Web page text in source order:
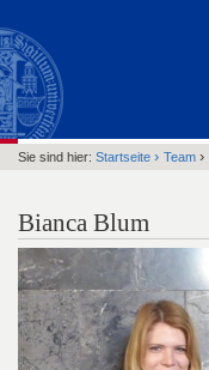
Sie sind hier: Startseite › Team ›
Bianca Blum